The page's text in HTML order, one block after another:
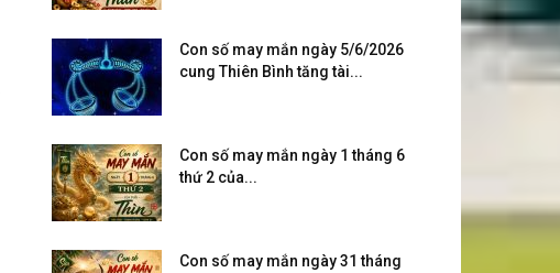
Con số may mắn ngày 5/6/2026
cung Thiên Bình tăng tài...
Con số may mắn ngày 1 tháng 6
thứ 2 của...
Con số may mắn ngày 31 tháng